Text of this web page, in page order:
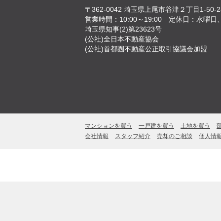
〒362-0042 埼玉県上尾市谷津２丁目1-50-
営業時間：10:00～19:00 定休日：水曜日
埼玉県知事(2)第23623号
(公社)全日本不動産協会
(公社)首都圏不動産公正取引協議会加盟
マンションを買う 一戸建を買う 土地を買う
会社情報
スタッフ紹介 売却のご相談 個人情